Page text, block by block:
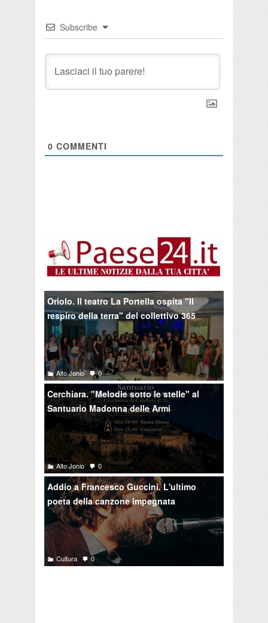
Subscribe
0 COMMENTI
Oriolo. Il teatro La Portella ospita "Il
respiro della terra" del collettivo 365
Alto Jonio 0
Cerchiara. "Melodie sotto le stelle" al
Santuario Madonna delle Armi
Alto Jonio 0
Addio a Francesco Guccini. L'ultimo
poeta della canzone impegnata
Cultura 0